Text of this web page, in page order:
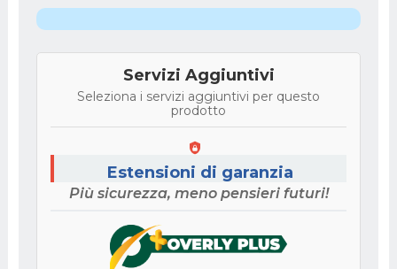
Servizi Aggiuntivi
Seleziona i servizi aggiuntivi per questo
prodotto
Estensioni di garanzia
Più sicurezza, meno pensieri futuri!